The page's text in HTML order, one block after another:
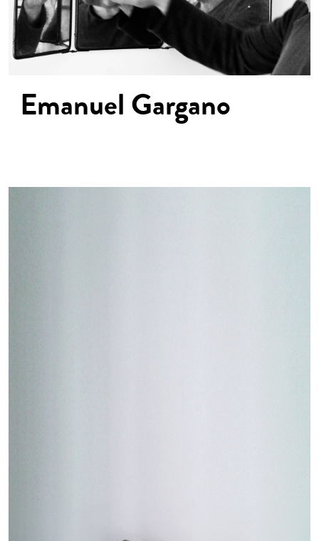
EmanuelGargano